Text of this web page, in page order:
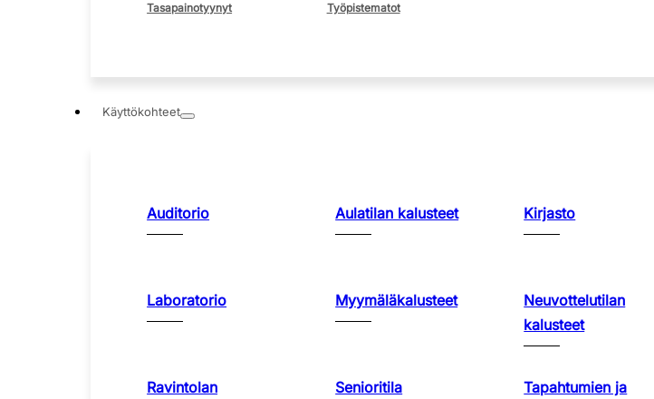
Tasapainotyynyt
Työpistematot
Käyttökohteet
Auditorio Aulatilan kalusteet Kirjasto
Laboratorio Myymäläkalusteet
Neuvottelutilan
kalusteet
Ravintolan
Senioritila
Tapahtumien ja